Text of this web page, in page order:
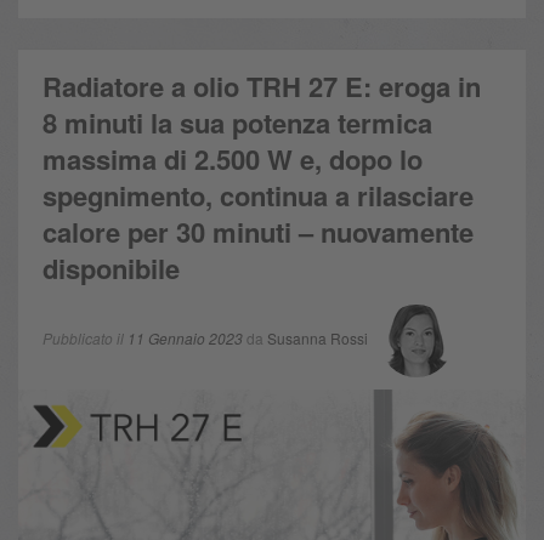
Radiatore a olio TRH 27 E: eroga in
8 minuti la sua potenza termica
massima di 2.500 W e, dopo lo
spegnimento, continua a rilasciare
calore per 30 minuti – nuovamente
disponibile
Pubblicato il 11 Gennaio 2023da Susanna Rossi